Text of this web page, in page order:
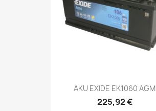
AKU EXIDE EK1060 AGM
225,92 €